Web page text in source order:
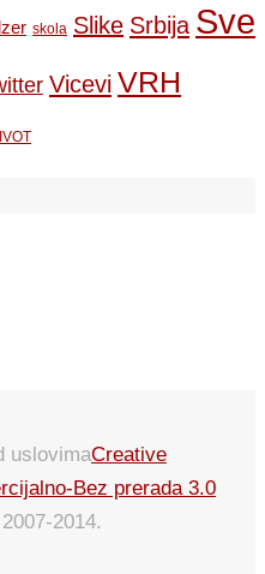
skola Slike Srbija Sve
Vicevi VRH
uslovimaCreative
Bez prerada 3.0
2014.